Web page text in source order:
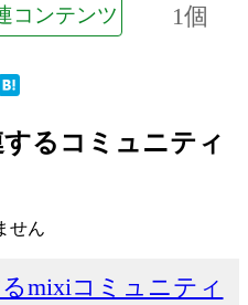
コンテンツ 1個
するコミュニティ
せん
mixiコミュニティ